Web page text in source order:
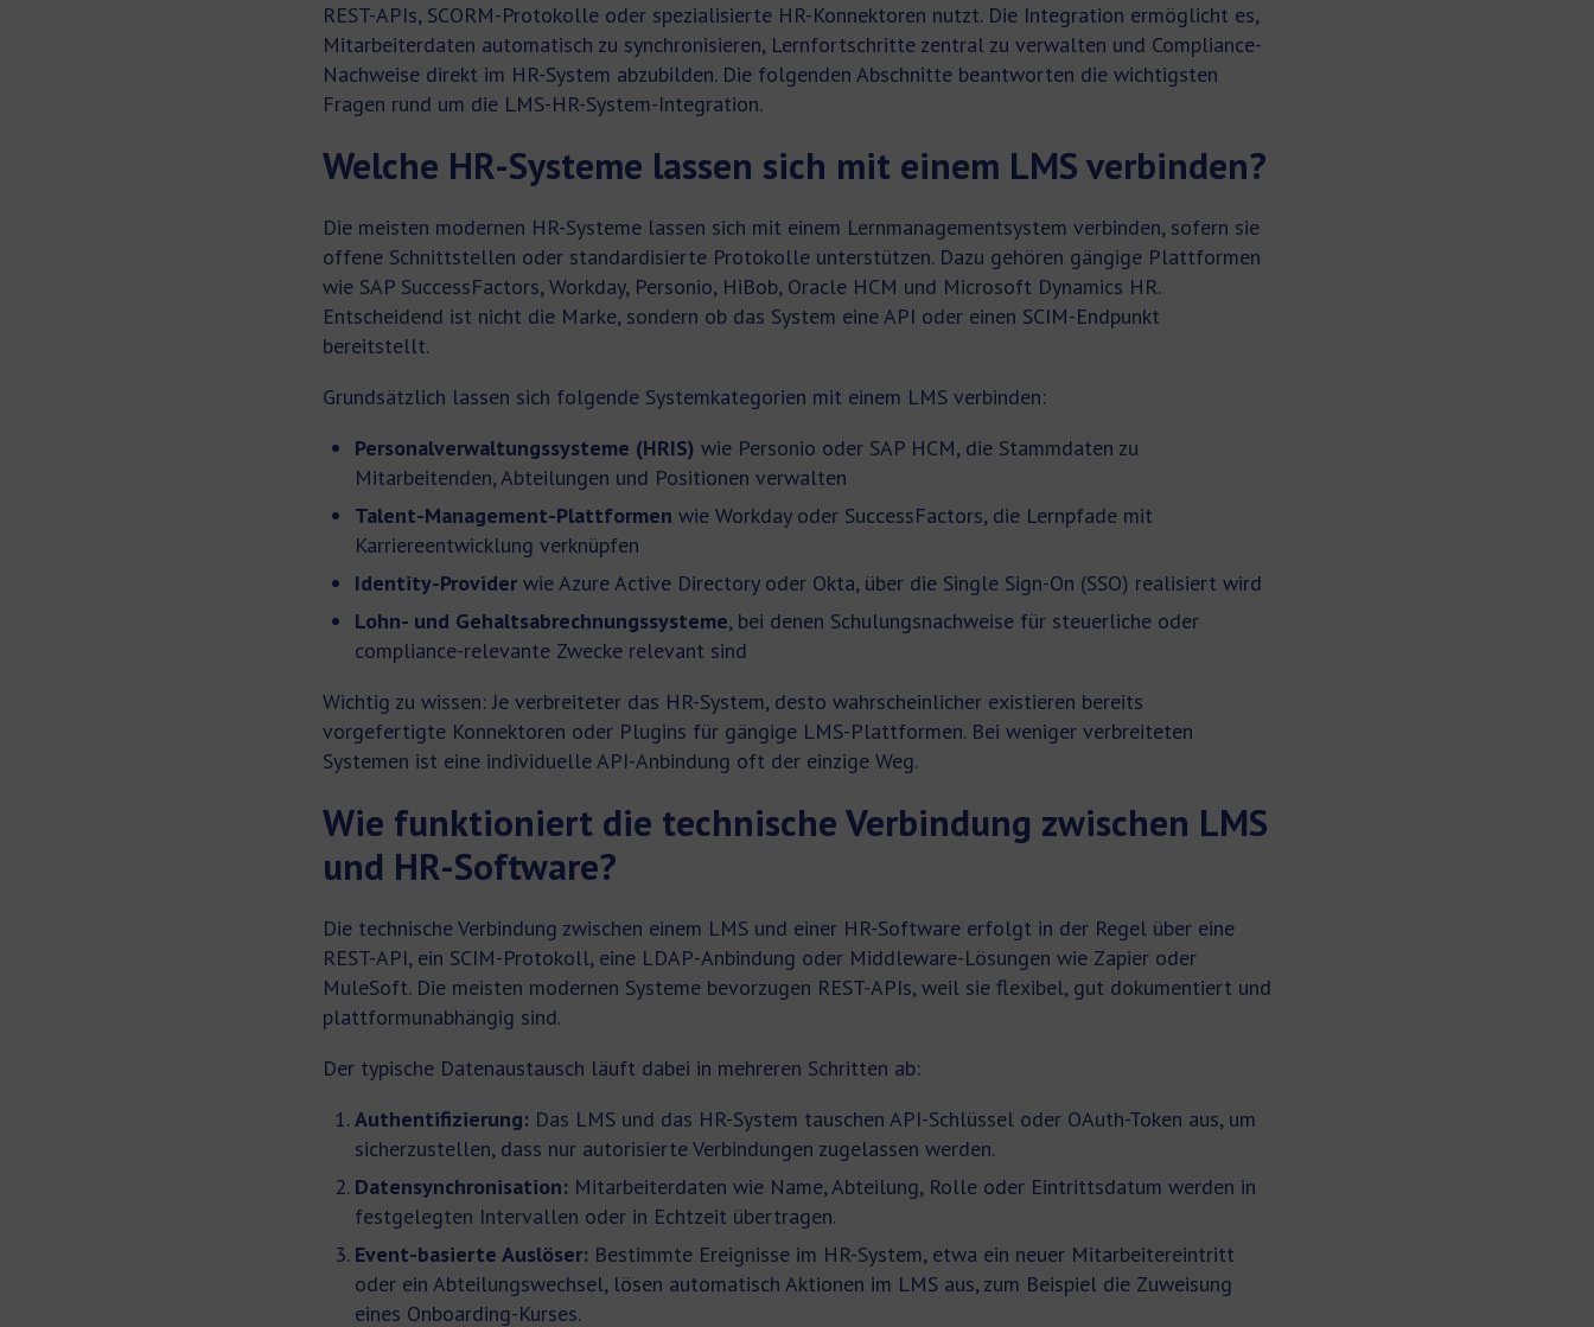
REST-APIs, SCORM-Protokolle oder spezialisierte HR-Konnektoren nutzt. Die Integration ermöglicht es,
Mitarbeiterdaten automatisch zu synchronisieren, Lernfortschritte zentral zu verwalten und Compliance-
Nachweise direkt im HR-System abzubilden. Die folgenden Abschnitte beantworten die wichtigsten
Fragen rund um die LMS-HR-System-Integration.
Welche HR-Systeme lassen sich mit einem LMS verbinden?
Die meisten modernen HR-Systeme lassen sich mit einem Lernmanagementsystem verbinden, sofern sie
offene Schnittstellen oder standardisierte Protokolle unterstützen. Dazu gehören gängige Plattformen
wie SAP SuccessFactors, Workday, Personio, HiBob, Oracle HCM und Microsoft Dynamics HR.
Entscheidend ist nicht die Marke, sondern ob das System eine API oder einen SCIM-Endpunkt
bereitstellt.
Grundsätzlich lassen sich folgende Systemkategorien mit einem LMS verbinden:
Personalverwaltungssysteme (HRIS) wie Personio oder SAP HCM, die Stammdaten zu
Mitarbeitenden, Abteilungen und Positionen verwalten
Talent-Management-Plattformen wie Workday oder SuccessFactors, die Lernpfade mit
Karriereentwicklung verknüpfen
Identity-Provider wie Azure Active Directory oder Okta, über die Single Sign-On (SSO) realisiert wird
Lohn- und Gehaltsabrechnungssysteme, bei denen Schulungsnachweise für steuerliche oder
compliance-relevante Zwecke relevant sind
Wichtig zu wissen: Je verbreiteter das HR-System, desto wahrscheinlicher existieren bereits
vorgefertigte Konnektoren oder Plugins für gängige LMS-Plattformen. Bei weniger verbreiteten
Systemen ist eine individuelle API-Anbindung oft der einzige Weg.
Wie funktioniert die technische Verbindung zwischen LMS
und HR-Software?
Die technische Verbindung zwischen einem LMS und einer HR-Software erfolgt in der Regel über eine
REST-API, ein SCIM-Protokoll, eine LDAP-Anbindung oder Middleware-Lösungen wie Zapier oder
MuleSoft. Die meisten modernen Systeme bevorzugen REST-APIs, weil sie flexibel, gut dokumentiert und
plattformunabhängig sind.
Der typische Datenaustausch läuft dabei in mehreren Schritten ab:
Authentifizierung: Das LMS und das HR-System tauschen API-Schlüssel oder OAuth-Token aus, um
sicherzustellen, dass nur autorisierte Verbindungen zugelassen werden.
Datensynchronisation: Mitarbeiterdaten wie Name, Abteilung, Rolle oder Eintrittsdatum werden in
festgelegten Intervallen oder in Echtzeit übertragen.
Event-basierte Auslöser: Bestimmte Ereignisse im HR-System, etwa ein neuer Mitarbeitereintritt
oder ein Abteilungswechsel, lösen automatisch Aktionen im LMS aus, zum Beispiel die Zuweisung
eines Onboarding-Kurses.